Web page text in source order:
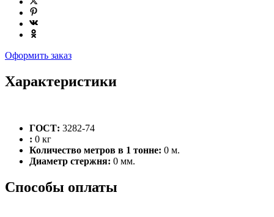
Оформить заказ
Характеристики
ГОСТ: 3282-74
: 0 кг
Количество метров в 1 тонне: 0 м.
Диаметр стержня: 0 мм.
Способы оплаты